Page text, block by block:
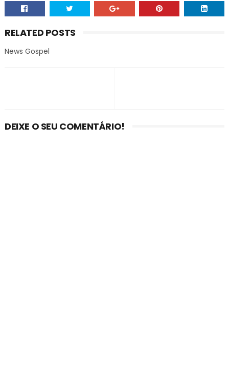
RELATED POSTS
News Gospel
DEIXE O SEU COMENTÁRIO!